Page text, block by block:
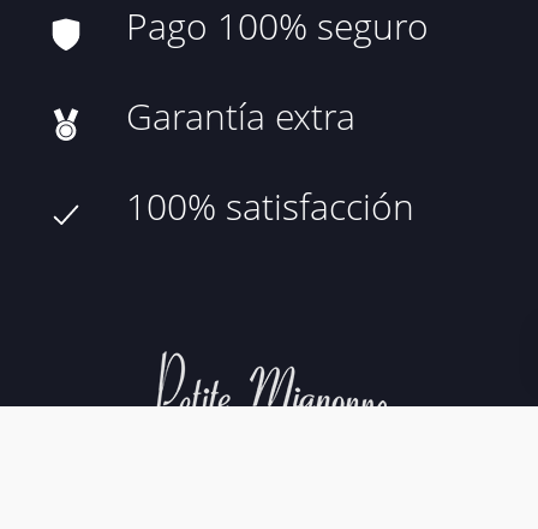
Pago 100% seguro
Garantía extra
100% satisfacción